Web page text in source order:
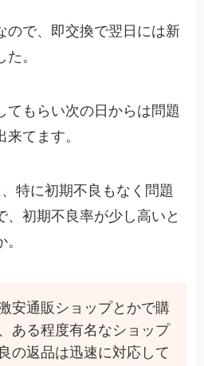
ので、即交換で翌日には新
。
てもらい次の日からは問題
てます。
特に初期不良もなく問題
、初期不良率が少し高いと
安通販ショップとかで購
ある程度有名なショップ
の返品は迅速に対応して